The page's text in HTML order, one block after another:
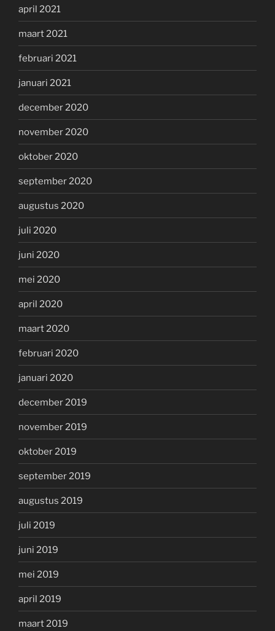
april 2021
maart 2021
februari 2021
januari 2021
december 2020
november 2020
oktober 2020
september 2020
augustus 2020
juli 2020
juni 2020
mei 2020
april 2020
maart 2020
februari 2020
januari 2020
december 2019
november 2019
oktober 2019
september 2019
augustus 2019
juli 2019
juni 2019
mei 2019
april 2019
maart 2019